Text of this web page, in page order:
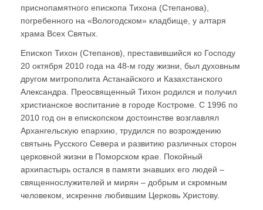
приснопамятного епископа Тихона (Степанова),
погребенного на «Вологодском» кладбище, у алтаря
храма Всех Святых.
Епископ Тихон (Степанов), преставившийся ко Господу
20 октября 2010 года на 48-м году жизни, был духовным
другом митрополита Астанайского и Казахстанского
Александра. Преосвященный Тихон родился и получил
христианское воспитание в городе Костроме. С 1996 по
2010 год он в епископском достоинстве возглавлял
Архангельскую епархию, трудился по возрождению
святынь Русского Севера и развитию различных сторон
церковной жизни в Поморском крае. Покойный
архипастырь остался в памяти знавших его людей –
священнослужителей и мирян – добрым и скромным
человеком, искренне любившим Церковь Христову.